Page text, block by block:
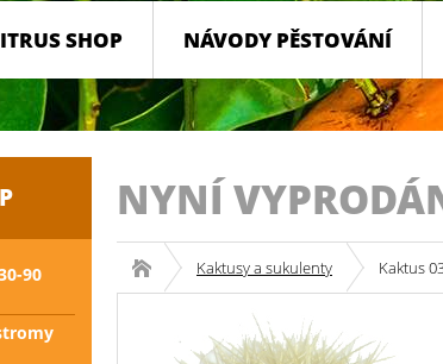
SHOP NÁVODY PĚSTOVÁNÍ
NYNÍ
Kaktusy a sukulenty Kaktus
90